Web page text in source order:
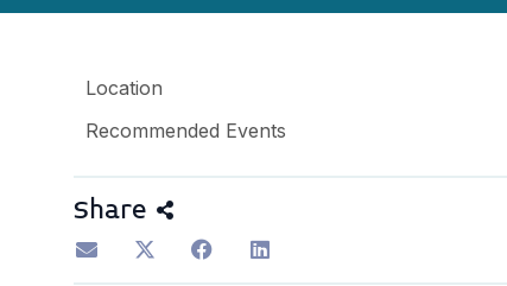
Location
Recommended Events
Share